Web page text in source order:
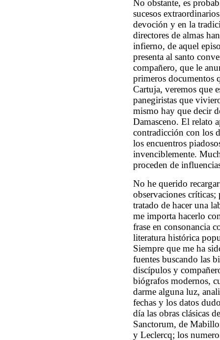
No obstante, es
sucesos
devoción y en la
directores de almas
infierno, de aquel
presenta al santo
compañero, que le
primeros documentos
Cartuja, veremos que
panegiristas que
mismo hay que decir
Damasceno. El relato
contradicción con los
los encuentros
invenciblemente.
proceden de
No he querido
observaciones
tratado de hacer una
me importa hacerlo
frase en consonancia
literatura histórica
Siempre que me ha
fuentes buscando las
discípulos y
biógrafos modernos,
darme alguna luz,
fechas y los datos
día las obras clásicas
Sanctorum, de
y Leclercq; los